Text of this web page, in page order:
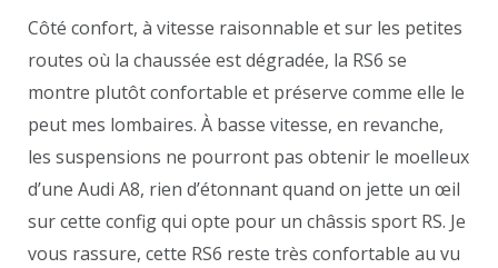
Côté confort, à vitesse raisonnable et sur les petites
routes où la chaussée est dégradée, la RS6 se
montre plutôt confortable et préserve comme elle le
peut mes lombaires. À basse vitesse, en revanche,
les suspensions ne pourront pas obtenir le moelleux
d’une Audi A8, rien d’étonnant quand on jette un œil
sur cette config qui opte pour un châssis sport RS. Je
vous rassure, cette RS6 reste très confortable au vu